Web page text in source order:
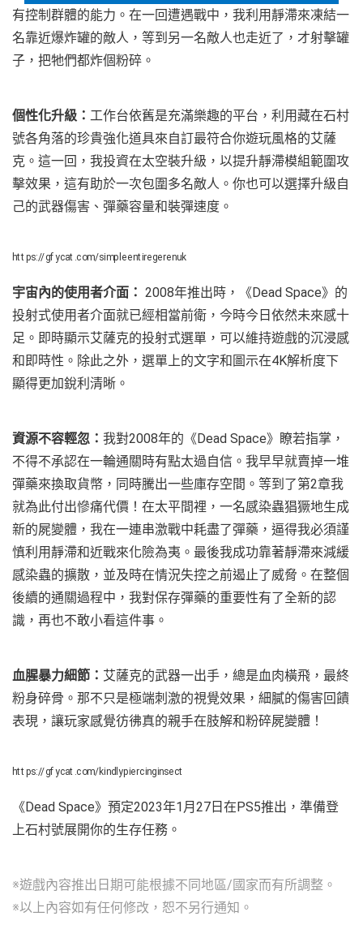
有控制群體的能力。在一回遭遇戰中，我利用靜滯來凍結一
名靠近爆炸罐的敵人，等到另一名敵人也走近了，才射擊罐
子，把牠們都炸個粉碎。
個性化升級： 工作台依舊是充滿樂趣的平台，利用藏在石村
號各角落的珍貴強化道具來自訂最符合你遊玩風格的艾薩
克。這一回，我投資在太空裝升級，以提升靜滯模組範圍攻
擊效果，這有助於一次包圍多名敵人。你也可以選擇升級自
己的武器傷害、彈藥容量和裝彈速度。
https://gfycat.com/simpleentiregerenuk
宇宙內的使用者介面： 2008年推出時，《Dead Space》的
投射式使用者介面就已經相當前衛，今時今日依然未來感十
足。即時顯示艾薩克的投射式選單，可以維持遊戲的沉浸感
和即時性。除此之外，選單上的文字和圖示在4K解析度下
顯得更加銳利清晰。
資源不容輕忽： 我對2008年的《Dead Space》瞭若指掌，
不得不承認在一輪通關時有點太過自信。我早早就賣掉一堆
彈藥來換取貨幣，同時騰出一些庫存空間。等到了第2章我
就為此付出慘痛代價！在太平間裡，一名感染蟲猖獗地生成
新的屍變體，我在一連串激戰中耗盡了彈藥，逼得我必須謹
慎利用靜滯和近戰來化險為夷。最後我成功靠著靜滯來減緩
感染蟲的擴散，並及時在情況失控之前遏止了威脅。在整個
後續的通關過程中，我對保存彈藥的重要性有了全新的認
識，再也不敢小看這件事。
血腥暴力細節： 艾薩克的武器一出手，總是血肉橫飛，最終
粉身碎骨。那不只是極端刺激的視覺效果，細膩的傷害回饋
表現，讓玩家感覺彷彿真的親手在肢解和粉碎屍變體！
https://gfycat.com/kindlypiercinginsect
《Dead Space》預定2023年1月27日在PS5推出，準備登
上石村號展開你的生存任務。
※遊戲內容推出日期可能根據不同地區/國家而有所調整。
※以上內容如有任何修改，恕不另行通知。